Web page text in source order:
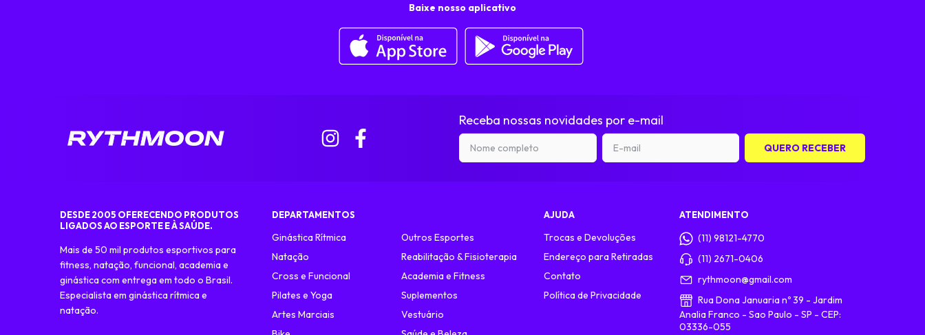
Baixe nosso aplicativo
Receba nossas novidades por e-mail
DESDE 2005 OFERECENDO PRODUTOS
LIGADOS AO ESPORTE E À SAÚDE.
Mais de 50 mil produtos esportivos para
fitness, natação, funcional, academia e
ginástica com entrega em todo o Brasil.
Especialista em ginástica rítmica e
natação.
DEPARTAMENTOS
Ginástica Rítmica
Natação
Cross e Funcional
Pilates e Yoga
Artes Marciais
Outros Esportes
Reabilitação & Fisioterapia
Academia e Fitness
Suplementos
Vestuário
AJUDA
Trocas e Devoluções
Endereço para Retiradas
Contato
Política de Privacidade
ATENDIMENTO
(11) 98121-4770
(11) 2671-0406
rythmoon@gmail.com
Rua Dona Januaria nº 39 - Jardim
Analia Franco - Sao Paulo - SP - CEP:
03336-055